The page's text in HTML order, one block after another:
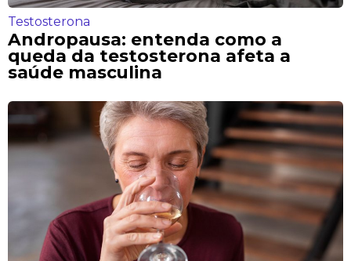
Testosterona
Andropausa: entenda como a
queda da testosterona afeta a
saúde masculina